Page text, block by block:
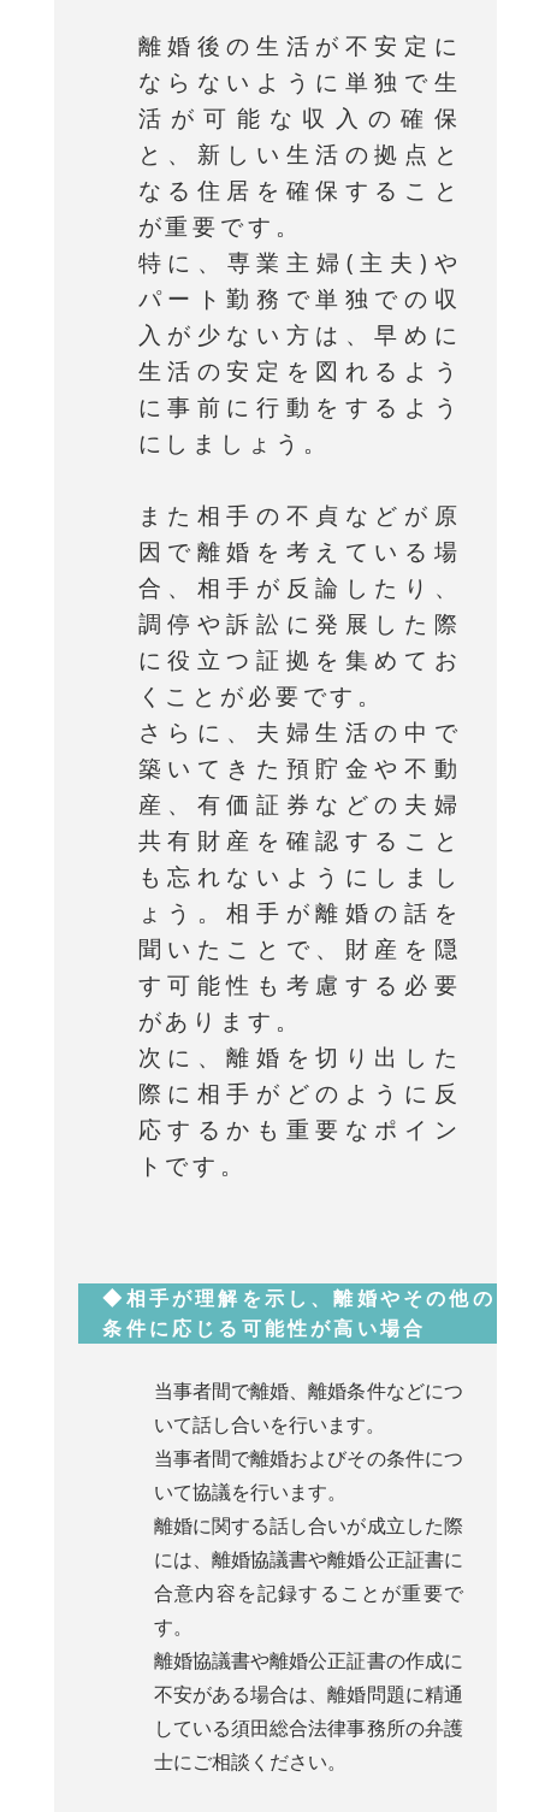
離婚後の生活が不安定に
ならないように単独で生
活が可能な収入の確保
と、新しい生活の拠点と
なる住居を確保すること
が重要です。
特に、専業主婦(主夫)や
パート勤務で単独での収
入が少ない方は、早めに
生活の安定を図れるよう
に事前に行動をするよう
にしましょう。
また相手の不貞などが原
因で離婚を考えている場
合、相手が反論したり、
調停や訴訟に発展した際
に役立つ証拠を集めてお
くことが必要です。
さらに、夫婦生活の中で
築いてきた預貯金や不動
産、有価証券などの夫婦
共有財産を確認すること
も忘れないようにしまし
ょう。相手が離婚の話を
聞いたことで、財産を隠
す可能性も考慮する必要
があります。
次に、離婚を切り出した
際に相手がどのように反
応するかも重要なポイン
トです。
◆相手が理解を示し、離婚やその他の
条件に応じる可能性が高い場合
当事者間で離婚、離婚条件などにつ
いて話し合いを行います。
当事者間で離婚およびその条件につ
いて協議を行います。
離婚に関する話し合いが成立した際
には、離婚協議書や離婚公正証書に
合意内容を記録することが重要で
す。
離婚協議書や離婚公正証書の作成に
不安がある場合は、離婚問題に精通
している須田総合法律事務所の弁護
士にご相談ください。